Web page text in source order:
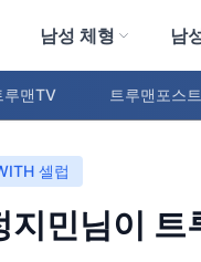
남성 체형 남
루맨TV 트루맨포스트
셀럽
지민님이 트